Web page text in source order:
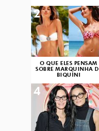
O QUE ELES PENSAM
SOBRE MARQUINHA
BIQUÍNI
2
4